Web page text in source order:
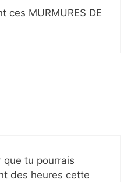
ces MURMURES DE
que tu pourrais
des heures cette